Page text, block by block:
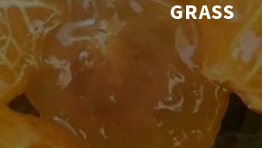
GRASS